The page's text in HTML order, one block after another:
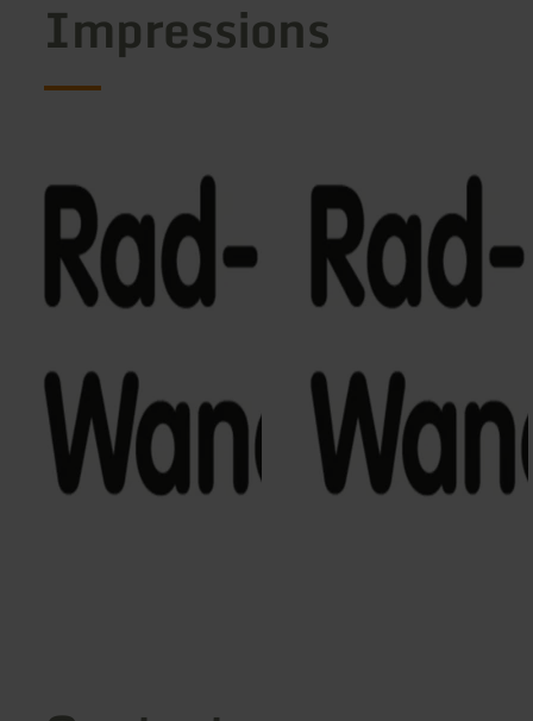
Impressions